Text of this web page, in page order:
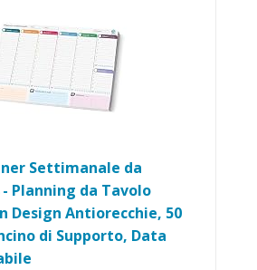
Settimanale da
- Planning da Tavolo
Design Antiorecchie, 50
di Supporto, Data